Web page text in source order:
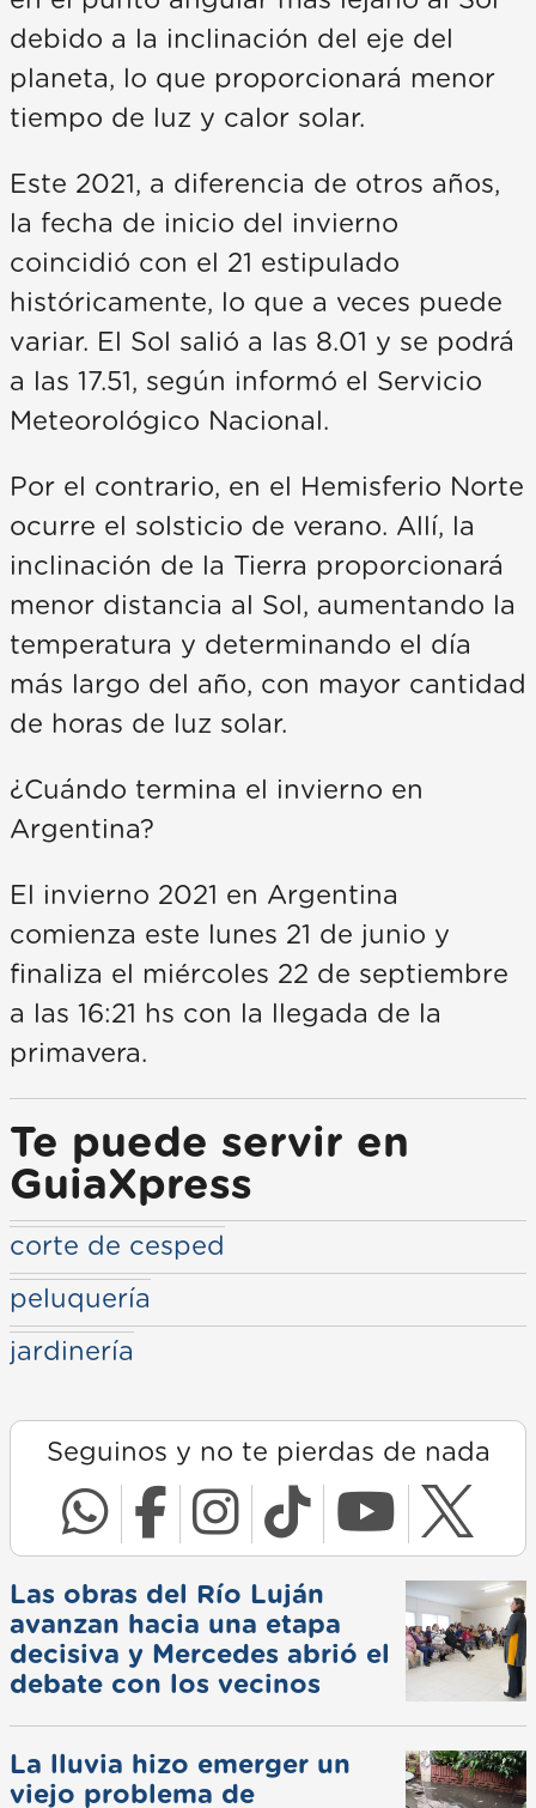
debido a la inclinación del eje del
planeta, lo que proporcionará menor
tiempo de luz y calor solar.
Este 2021, a diferencia de otros años,
la fecha de inicio del invierno
coincidió con el 21 estipulado
históricamente, lo que a veces puede
variar. El Sol salió a las 8.01 y se podrá
a las 17.51, según informó el Servicio
Meteorológico Nacional.
Por el contrario, en el Hemisferio Norte
ocurre el solsticio de verano. Allí, la
inclinación de la Tierra proporcionará
menor distancia al Sol, aumentando la
temperatura y determinando el día
más largo del año, con mayor cantidad
de horas de luz solar.
¿Cuándo termina el invierno en
Argentina?
El invierno 2021 en Argentina
comienza este lunes 21 de junio y
finaliza el miércoles 22 de septiembre
a las 16:21 hs con la llegada de la
primavera.
Te puede servir en
GuiaXpress
corte de cesped
peluquería
jardinería
Seguinos y no te pierdas de nada
Las obras del Río Luján
avanzan hacia una etapa
decisiva y Mercedes abrió el
debate con los vecinos
La lluvia hizo emerger un
viejo problema de